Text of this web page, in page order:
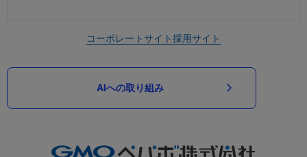
コーポレートサイト採用サイト
AIへの取り組み